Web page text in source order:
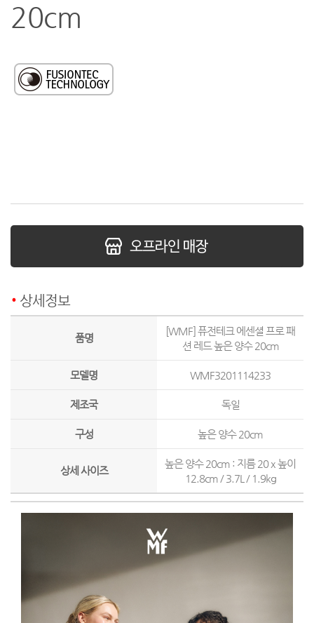
20cm
상세정보
품명
[WMF] 퓨전테크 에센셜 프로 패
션 레드 높은 양수 20cm
모델명 WMF3201114233
제조국 독일
구성 높은 양수 20cm
상세 사이즈
높은 양수 20cm : 지름 20 x 높이
12.8cm / 3.7L / 1.9kg